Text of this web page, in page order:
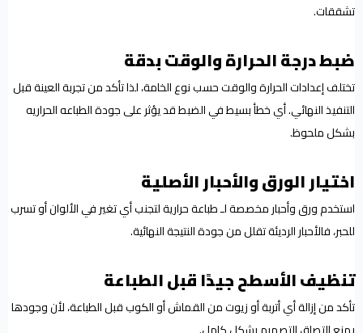
تشققات.
ضبط درجة الحرارة والوقت بدقة
تختلف إعدادات الحرارة والوقت حسب نوع الخامة، لذا تأكد من تجربة العينة قبل
التنفيذ النهائي. أي خطأ بسيط في الضبط قد يؤثر على جودة الطباعه الحراريه
بشكل ملحوظ.
اختيار الورق والأحبار الأصلية
استخدم ورق وأحبار مخصصة لـ طباعة حرارية لتجنب أي تغير في الألوان أو تسرب
للحبر، فالأحبار الرديئة تقلل من جودة النتيجة النهائية.
تنظيف الأسطح جيدًا قبل الطباعة
تأكد من إزالة أي أتربة أو زيوت من القماش أو الكوب قبل الطباعة، لأن وجودها